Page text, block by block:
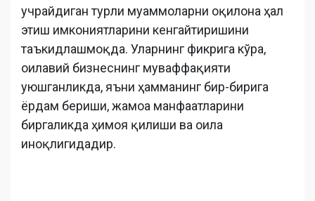
учрайдиган турли муаммоларни оқилона ҳал
этиш имкониятларини кенгайтиришини
таъкидлашмоқда. Уларнинг фикрига кўра,
оилавий бизнеснинг муваффақияти
уюшганликда, яъни ҳамманинг бир-бирига
ёрдам бериши, жамоа манфаатларини
биргаликда ҳимоя қилиши ва оила
иноқлигидадир.